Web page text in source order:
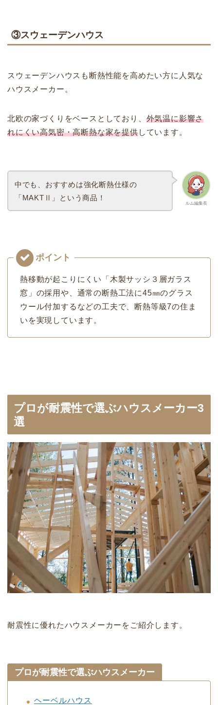
③スウェーデンハウス
スウェーデンハウスも断熱性能を高めたい方に人気な
ハウスメーカー。
北欧の家づくりをベースとしており、 外気温に影響さ
れにくい高気密・高断熱な家を提供しています。
ルム編集長
中でも、おすすめは強化断熱仕様の
「MAKTⅡ」という商品！
熱移動が起こりにくい「⽊製サッシ３層ガラス
窓」の採用や、通常の断熱工法に45㎜のグラス
ウール付加するなどの工夫で、断熱等級7の住ま
いを実現しています。
プロが耐震性で選ぶハウスメーカー3
選
耐震性に優れたハウスメーカーをご紹介します。
プロが耐震性で選ぶハウスメーカー
ヘーベルハウス